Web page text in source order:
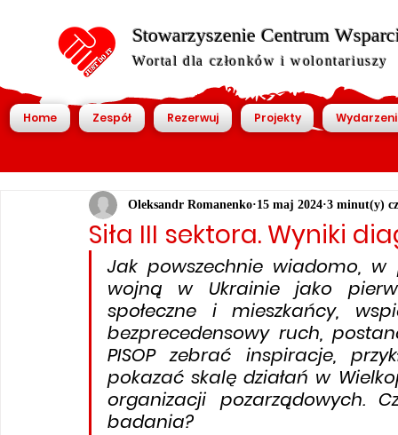
Stowarzyszenie Centrum
Wortal dla członków i wolontariuszy
Home Zespół Rezerwuj Projekty
Siła III sektora. Wyniki
Oleksandr Romanenko 15 maj 2024 3 minut(y)
Jak powszechnie wiadomo,
wojną w Ukrainie jako
społeczne i mieszkańcy,
bezprecedensowy ruch,
PISOP zebrać inspiracje,
pokazać skalę działań w
organizacji pozarządowych.
badania?